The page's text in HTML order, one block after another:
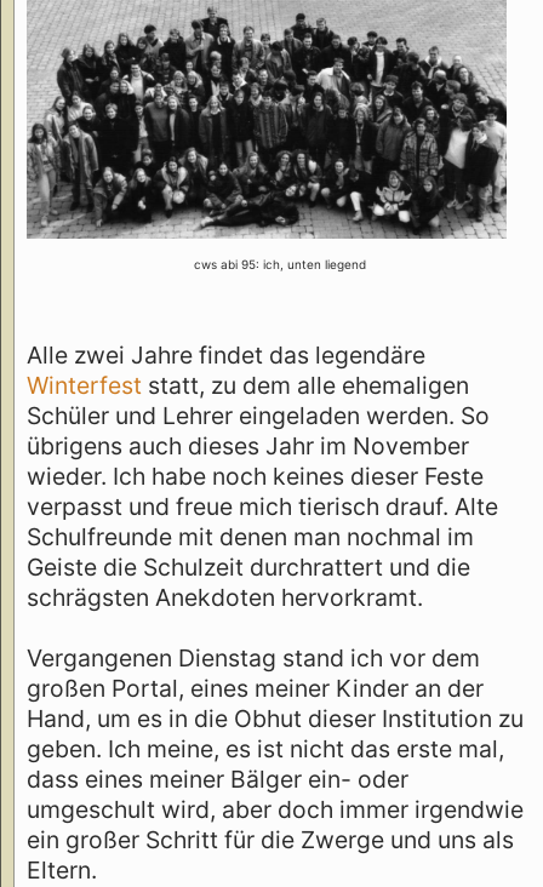
cws abi 95: ich, unten liegend
Alle zwei Jahre findet das legendäre
Winterfest statt, zu dem alle ehemaligen
Schüler und Lehrer eingeladen werden. So
übrigens auch dieses Jahr im November
wieder. Ich habe noch keines dieser Feste
verpasst und freue mich tierisch drauf. Alte
Schulfreunde mit denen man nochmal im
Geiste die Schulzeit durchrattert und die
schrägsten Anekdoten hervorkramt.
Vergangenen Dienstag stand ich vor dem
großen Portal, eines meiner Kinder an der
Hand, um es in die Obhut dieser Institution zu
geben. Ich meine, es ist nicht das erste mal,
dass eines meiner Bälger ein- oder
umgeschult wird, aber doch immer irgendwie
ein großer Schritt für die Zwerge und uns als
Eltern.